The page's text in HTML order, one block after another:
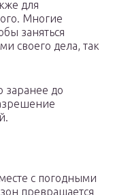
для
Многие
заняться
своего дела, так
заранее до
с погодными
превращается